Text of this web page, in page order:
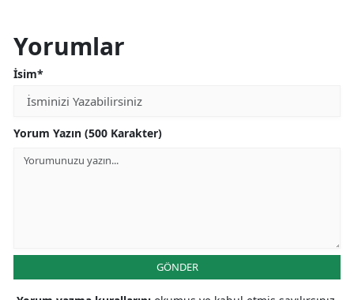
Yorumlar
İsim*
Yorum Yazın (500 Karakter)
GÖNDER